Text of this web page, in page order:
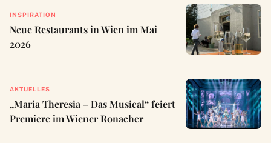
INSPIRATION
Neue Restaurants in Wien im Mai
2026
AKTUELLES
„Maria Theresia – Das Musical“ feiert
Premiere im Wiener Ronacher